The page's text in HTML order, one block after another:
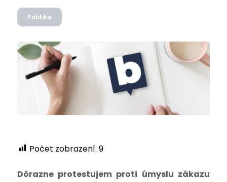
Politika
Počet zobrazení: 9
Dôrazne protestujem proti úmyslu zákazu